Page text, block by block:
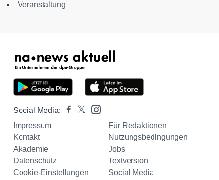
Veranstaltung
Social Media:
Impressum
Für Redaktionen
Kontakt
Nutzungsbedingungen
Akademie
Jobs
Datenschutz
Textversion
Cookie-Einstellungen
Social Media